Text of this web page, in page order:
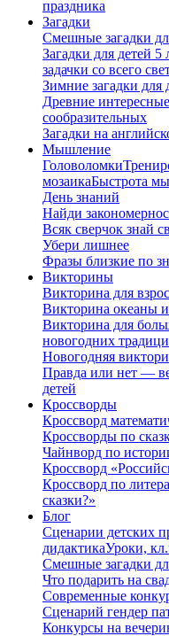
праздника
Загадки
Смешные загадки
Загадки для детей
задачки со всего
Зимние загадки для
Древние
сообразительных
Загадки на
Мышление
Головоломки
мозаикаБыстрота
День знаний
Найди
Всяк сверчок знай
Убери лишнее
Фразы близкие по
Викторины
Викторина для
Викторина океаны
Викторина для
новогодних
Новогодняя
Правда или нет —
детей
Кроссворды
Кроссворд
Кроссворды по
Чайнворд по
Кроссворд
Кроссворд по
сказки?»
Блог
Сценарии детских
дидактикаУроки,
Смешные загадки
Что подарить на
Современные
Сценарий гендер
Конкурсы на